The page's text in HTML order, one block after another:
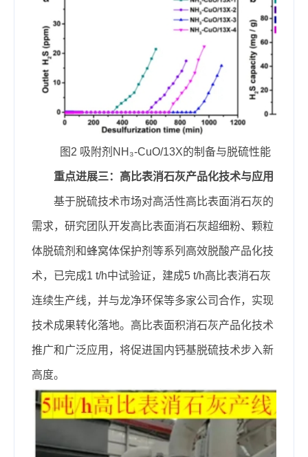
图2 吸附剂NH₃-CuO/13X的制备与脱硫性能
重点进展三：高比表消石灰产品化技术与应用
基于脱硫技术市场对高活性高比表面消石灰的
需求，研究团队开发高比表面消石灰超细粉、颗粒
体脱硫剂和蜂窝体保护剂等系列高效脱酸产品化技
术，已完成1 t/h中试验证，建成5 t/h高比表消石灰
连续生产线，并与龙净环保等多家公司合作，实现
技术成果转化落地。高比表面积消石灰产品化技术
推广和广泛应用，将促进国内钙基脱硫技术步入新
高度。